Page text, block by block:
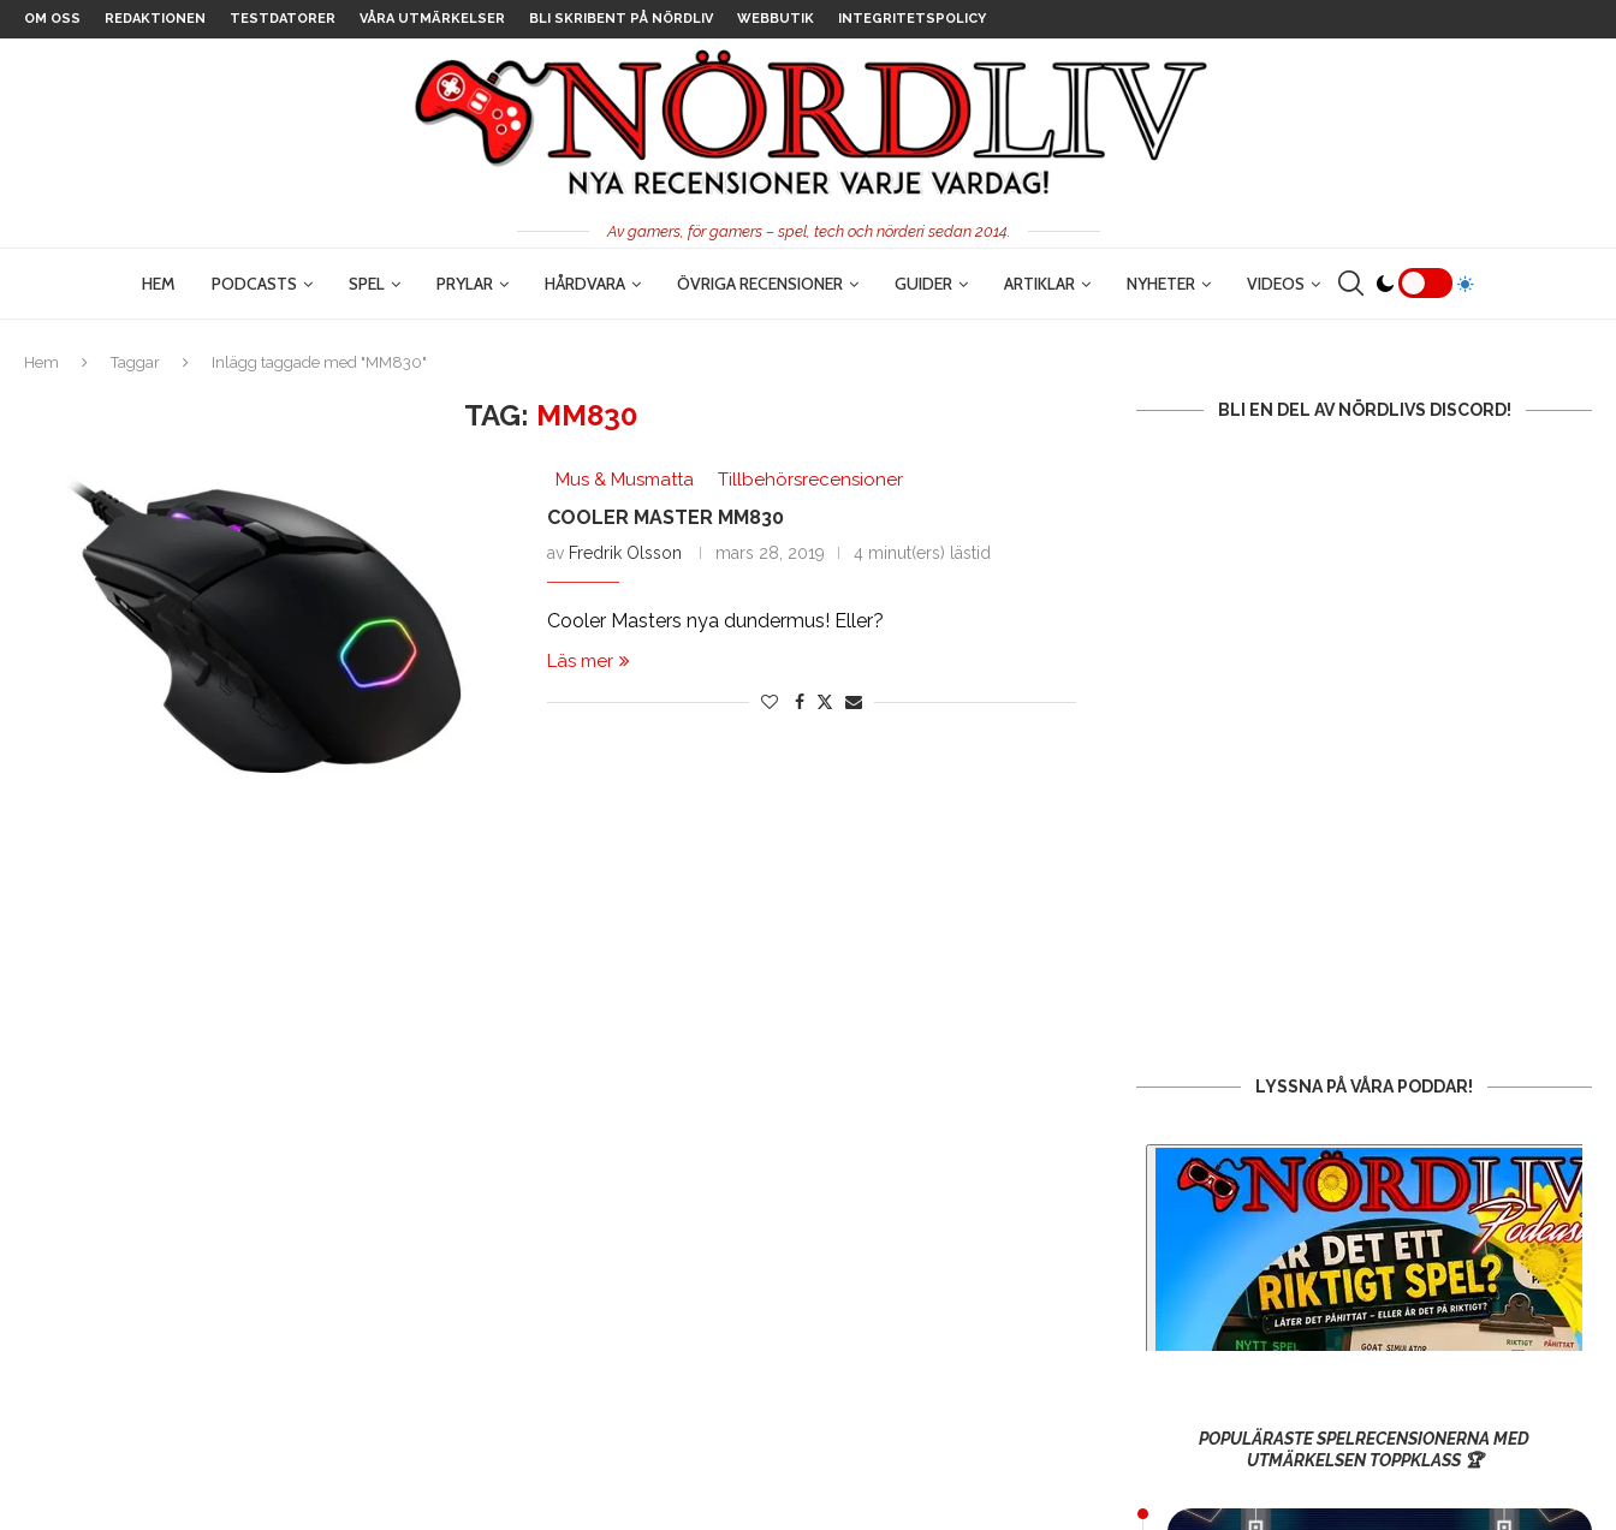
OM OSS REDAKTIONEN TESTDATORER VÅRA UTMÄRKELSER BLI SKRIBENT PÅ NÖRDLIV WEBBUTIK INTEGRITETSPOLICY
Av gamers, för gamers – spel, tech och nörderi sedan 2014.
HEM PODCASTS SPEL PRYLAR HÅRDVARA ÖVRIGA RECENSIONER GUIDER ARTIKLAR NYHETER VIDEOS
Hem Taggar Inlägg taggade med "MM830"
TAG: MM830
Mus & Musmatta Tillbehörsrecensioner
COOLER MASTER MM830
av Fredrik Olsson mars 28, 2019 4 minut(ers) lästid
Cooler Masters nya dundermus! Eller?
Läs mer
BLI EN DEL AV NÖRDLIVS DISCORD!
LYSSNA PÅ VÅRA PODDAR!
POPULÄRASTE SPELRECENSIONERNA MED
UTMÄRKELSEN TOPPKLASS 🏆